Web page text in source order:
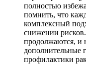
полностью
помнить, что
комплексный
снижении
продолжаются, и
дополнительные
профилактики